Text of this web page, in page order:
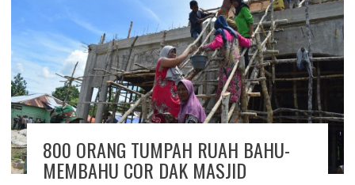
800 ORANG TUMPAH RUAH BAHU-
MEMBAHU COR DAK MASJID